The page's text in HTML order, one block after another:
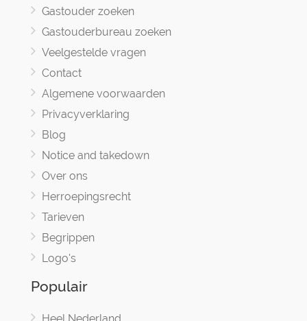
Gastouder zoeken
Gastouderbureau zoeken
Veelgestelde vragen
Contact
Algemene voorwaarden
Privacyverklaring
Blog
Notice and takedown
Over ons
Herroepingsrecht
Tarieven
Begrippen
Logo's
Populair